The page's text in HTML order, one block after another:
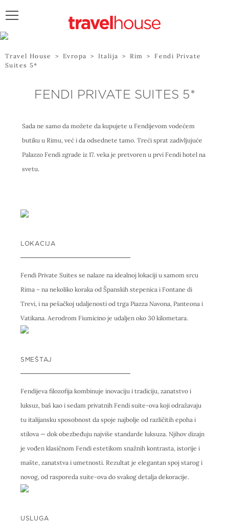
Travel House > Evropa > Italija > Rim >
Fendi Private
Suites 5*
FENDI PRIVATE SUITES 5*
Sada ne samo da možete da kupujete u Fendijevom vodećem
butiku u Rimu, već i da odsednete tamo. Treći sprat zadivljujuće
Palazzo Fendi zgrade iz 17. veka je pretvoren u prvi Fendi hotel na
svetu.
LOKACIJA
Fendi Private Suites se nalaze na idealnoj lokaciji u samom srcu
Rima – na nekoliko koraka od Španskih stepenica i Fontane di
Trevi, i na pešačkoj udaljenosti od trga Piazza Navona, Panteona i
Vatikana. Aerodrom Fiumicino je udaljen oko 30 kilometara.
SMEŠTAJ
Fendijeva filozofija kombinuje inovaciju i tradiciju, zanatstvo i
luksuz, baš kao i sedam privatnih Fendi suite-ova koji odražavaju
tu italijansku sposobnost da spoje najbolje od različitih epoha i
stilova — dok obezbeđuju najviše standarde luksuza. Njihov dizajn
je vođen klasičnom Fendi estetikom snažnih kontrasta, istorije i
mašte, zanatstva i umetnosti. Rezultat je elegantan spoj starog i
novog, od rasporeda suite-ova do svakog detalja dekoracije.
USLUGA